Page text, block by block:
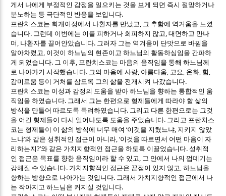
게서 나에게 부정적인 감정을 일으키는 것을 보게 되면 즉시 절망하거나
분노하는 등 극단적인 반응을 보입니다.
프란치스코는 회개여정에서 나환자를 만났고 , 그 추함에 역겨움을 느꼈
습니다. 그런데 이번에는 이를 피하거나 회피하지 않고 ,대면하고 만나
며 , 나환자를 끌어안았습니다. 그러자 그는 역겨움이 단맛으로 바뀜을
알아차렸고 , 이것이 하느님의 현존이고 하느님의 활동하심임을 간파하
게 되었습니다. 그 이후, 프란치스코는 마음의 움직임을 통해 하느님께
로 나아가기 시작했습니다. 그의 마음에 사랑, 아름다움, 고요 , 온화, 힘 ,
감미로움 등이 거처를 삼도록 그의 삶을 전개시켜 나갔습니다.
프란치스코는 이성과 감정의 도움을 받아 하느님을 향하는 통합적인 움
직임을 하였습니다. 그래서 그는 한편으로 형제들에게 따라야 할 삶의
방식을 만들어 따르도록 독려하였습니다. 그리고 다른 한편으로는 그것
을 어긴 형제들이 다시 일어나도록 도움을 주었습니다. 그리고 프란치스
코는 형제들이 이 삶의 방식에 너무 매여‘이것을 지켰느냐, 지키지 않았
느냐’와 같은 성취적인 접근이 아니라, ‘이것을 따르면서 어떤 마음이 자
리하는지?’와 같은 가치지향적인 접근을 하도록 이끌었습니다. 성취적
인 접근은 목표를 향한 움직임이라 할 수 있고 , 그 안에서 나의 껍데기는
강해질 수 있습니다. 가치지향적인 접근은 끝점이 있지 않고 ,하느님을
향하는 방향으로 나아가는 것입니다. 그래서 가치지향적인 접근에서 나
는 작아지고 하느님은 커지실 것입니다.